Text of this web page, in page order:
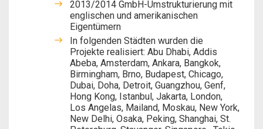
2013/2014 GmbH-Umstrukturierung mit
englischen und amerikanischen
Eigentümern
In folgenden Städten wurden die
Projekte realisiert: Abu Dhabi, Addis
Abeba, Amsterdam, Ankara, Bangkok,
Birmingham, Brno, Budapest, Chicago,
Dubai, Doha, Detroit, Guangzhou, Genf,
Hong Kong, Istanbul, Jakarta, London,
Los Angelas, Mailand, Moskau, New York,
New Delhi, Osaka, Peking, Shanghai, St.